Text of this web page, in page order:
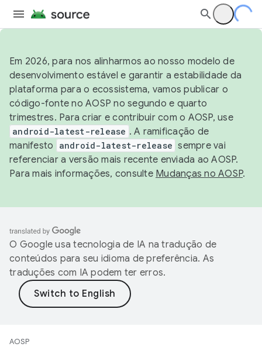
Em 2026, para nos alinharmos ao nosso modelo de
desenvolvimento estável e garantir a estabilidade da
plataforma para o ecossistema, vamos publicar o
código-fonte no AOSP no segundo e quarto
trimestres. Para criar e contribuir com o AOSP, use
android-latest-release . A ramificação de
manifesto
android-latest-release sempre vai
referenciar a versão mais recente enviada ao AOSP.
Para mais informações, consulte Mudanças no AOSP.
O Google usa tecnologia de IA na tradução de
conteúdos para seu idioma de preferência. As
traduções com IA podem ter erros.
AOSP